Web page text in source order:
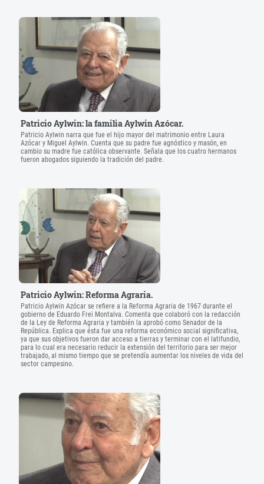
Patricio Aylwin: la familia Aylwin Azócar.
Patricio Aylwin narra que fue el hijo mayor del matrimonio entre Laura
Azócar y Miguel Aylwin. Cuenta que su padre fue agnóstico y masón, en
cambio su madre fue católica observante. Señala que los cuatro hermanos
fueron abogados siguiendo la tradición del padre.
Patricio Aylwin: Reforma Agraria.
Patricio Aylwin Azócar se refiere a la Reforma Agraria de 1967 durante el
gobierno de Eduardo Frei Montalva. Comenta que colaboró con la redacción
de la Ley de Reforma Agraria y también la aprobó como Senador de la
República. Explica que ésta fue una reforma económico social significativa,
ya que sus objetivos fueron dar acceso a tierras y terminar con el latifundio,
para lo cual era necesario reducir la extensión del territorio para ser mejor
trabajado, al mismo tiempo que se pretendía aumentar los niveles de vida del
sector campesino.